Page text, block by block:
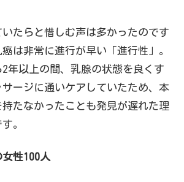
たらと惜しむ声は多かったのです
は非常に進行が早い「進行性」。
年以上の間、乳腺の状態を良くす
ージに通いケアしていたため、本
持たなかったことも発見が遅れた理
。
性100人